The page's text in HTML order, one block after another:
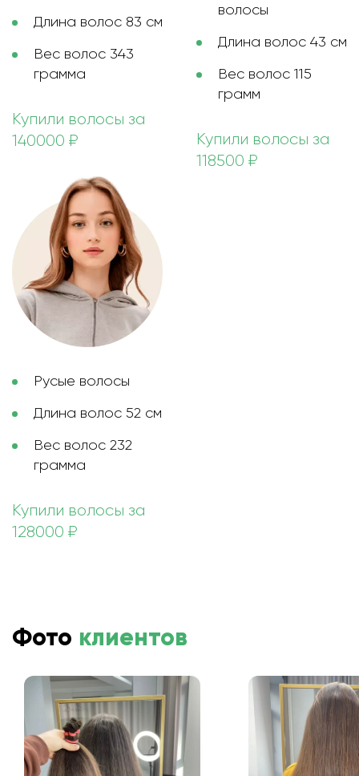
Длина волос 83 см
Вес волос 343
грамма
Купили волосы за
140000 ₽
волосы
Длина волос 43 см
Вес волос 115
грамм
Купили волосы за
118500 ₽
Русые волосы
Длина волос 52 см
Вес волос 232
грамма
Купили волосы за
128000 ₽
Фото клиентов